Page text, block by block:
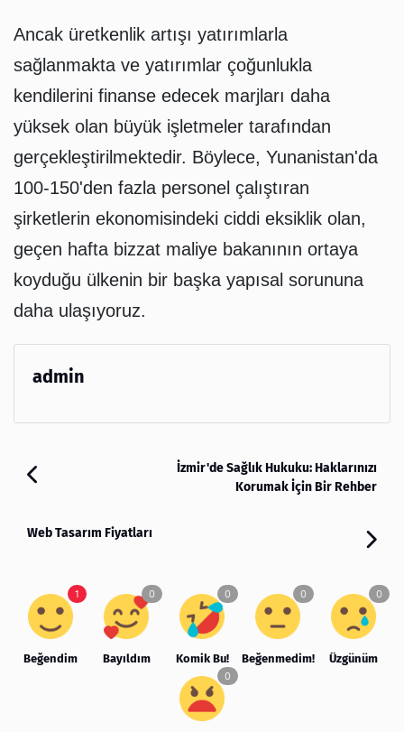
Ancak üretkenlik artışı yatırımlarla
sağlanmakta ve yatırımlar çoğunlukla
kendilerini finanse edecek marjları daha
yüksek olan büyük işletmeler tarafından
gerçekleştirilmektedir. Böylece, Yunanistan'da
100-150'den fazla personel çalıştıran
şirketlerin ekonomisindeki ciddi eksiklik olan,
geçen hafta bizzat maliye bakanının ortaya
koyduğu ülkenin bir başka yapısal sorununa
daha ulaşıyoruz.
admin
İzmir'de Sağlık Hukuku: Haklarınızı
Korumak İçin Bir Rehber
Web Tasarım Fiyatları
Beğendim Bayıldım Komik Bu! Beğenmedim! Üzgünüm